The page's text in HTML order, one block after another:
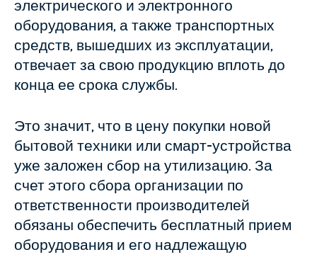
электрического и электронного
оборудования, а также транспортных
средств, вышедших из эксплуатации,
отвечает за свою продукцию вплоть до
конца ее срока службы.
Это значит, что в цену покупки новой
бытовой техники или смарт-устройства
уже заложен сбор на утилизацию. За
счет этого сбора организации по
ответственности производителей
обязаны обеспечить бесплатный прием
оборудования и его надлежащую